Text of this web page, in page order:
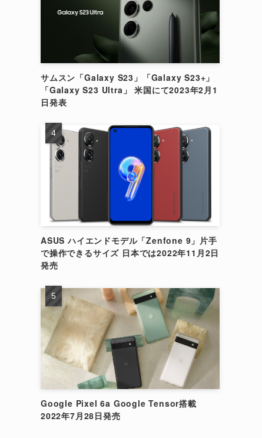
サムスン「Galaxy S23」「Galaxy S23+」
「Galaxy S23 Ultra」 米国にて2023年2月1
日発表
ASUS ハイエンドモデル「Zenfone 9」片手
で操作できるサイズ 日本では2022年11月2日
発売
Google Pixel 6a Google Tensor搭載
2022年7月28日発売